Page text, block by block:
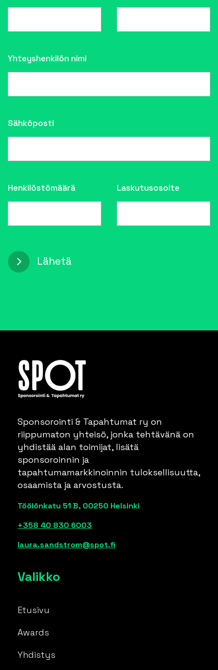
Yhteyshenkilön nimi
Sähköposti
Henkilöstömäärä Laskutusosoite
Sponsorointi & Tapahtumat ry on
riippumaton yhteisö, jonka tehtävänä on
yhdistää alan toimijat, lisätä
sponsoroinnin ja
tapahtumamarkkinoinnin tuloksellisuutta,
osaamista ja arvostusta.
Töölönkatu 51 B, 00250 Helsinki
+358 40 830 6003
laura.sandstrom@spot.fi
Valikko
Etusivu
Awards
Yhdistys